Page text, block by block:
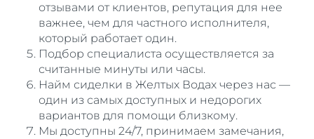
отзывами от клиентов, репутация для нее
важнее, чем для частного исполнителя,
который работает один.
Подбор специалиста осуществляется за
считанные минуты или часы.
Найм сиделки в Желтых Водах через нас —
один из самых доступных и недорогих
вариантов для помощи близкому.
Мы доступны 24/7, принимаем замечания,